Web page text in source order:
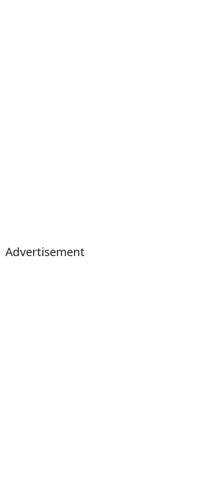
Advertisement